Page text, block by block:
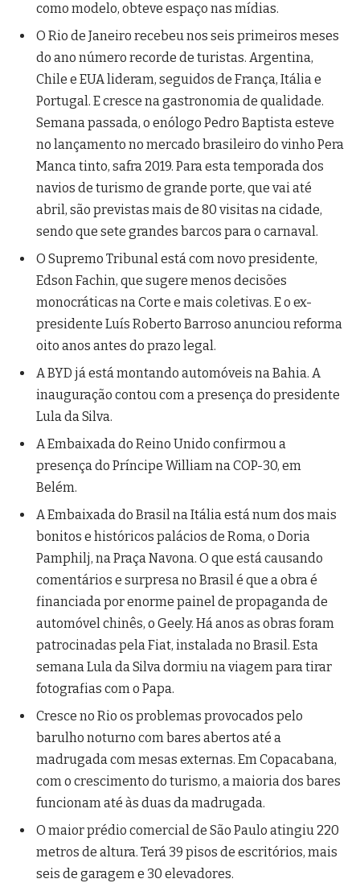
como modelo, obteve espaço nas mídias.
O Rio de Janeiro recebeu nos seis primeiros meses
do ano número recorde de turistas. Argentina,
Chile e EUA lideram, seguidos de França, Itália e
Portugal. E cresce na gastronomia de qualidade.
Semana passada, o enólogo Pedro Baptista esteve
no lançamento no mercado brasileiro do vinho Pera
Manca tinto, safra 2019. Para esta temporada dos
navios de turismo de grande porte, que vai até
abril, são previstas mais de 80 visitas na cidade,
sendo que sete grandes barcos para o carnaval.
O Supremo Tribunal está com novo presidente,
Edson Fachin, que sugere menos decisões
monocráticas na Corte e mais coletivas. E o ex-
presidente Luís Roberto Barroso anunciou reforma
oito anos antes do prazo legal.
A BYD já está montando automóveis na Bahia. A
inauguração contou com a presença do presidente
Lula da Silva.
A Embaixada do Reino Unido confirmou a
presença do Príncipe William na COP-30, em
Belém.
A Embaixada do Brasil na Itália está num dos mais
bonitos e históricos palácios de Roma, o Doria
Pamphilj, na Praça Navona. O que está causando
comentários e surpresa no Brasil é que a obra é
financiada por enorme painel de propaganda de
automóvel chinês, o Geely. Há anos as obras foram
patrocinadas pela Fiat, instalada no Brasil. Esta
semana Lula da Silva dormiu na viagem para tirar
fotografias com o Papa.
Cresce no Rio os problemas provocados pelo
barulho noturno com bares abertos até a
madrugada com mesas externas. Em Copacabana,
com o crescimento do turismo, a maioria dos bares
funcionam até às duas da madrugada.
O maior prédio comercial de São Paulo atingiu 220
metros de altura. Terá 39 pisos de escritórios, mais
seis de garagem e 30 elevadores.